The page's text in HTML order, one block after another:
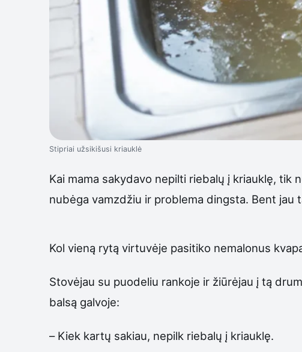
Stipriai užsikišusi kriauklė
Kai mama sakydavo nepilti riebalų į kriauklę,
nubėga vamzdžiu ir problema dingsta. Bent jau
Kol vieną rytą virtuvėje pasitiko nemalonus
Stovėjau su puodeliu rankoje ir žiūrėjau į tą
balsą galvoje:
– Kiek kartų sakiau, nepilk riebalų į kriauklę.